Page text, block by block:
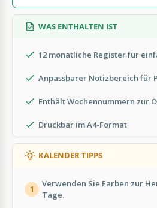
WAS ENTHALTEN IST
12 monatliche Register für
Anpassbarer Notizbereich für
Enthält Wochennummern zur
Druckbar im A4-Format
KALENDER TIPPS
1
Verwenden Sie Farben zur
Tage.